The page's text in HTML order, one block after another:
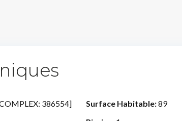
386554] Surface Habitable:89